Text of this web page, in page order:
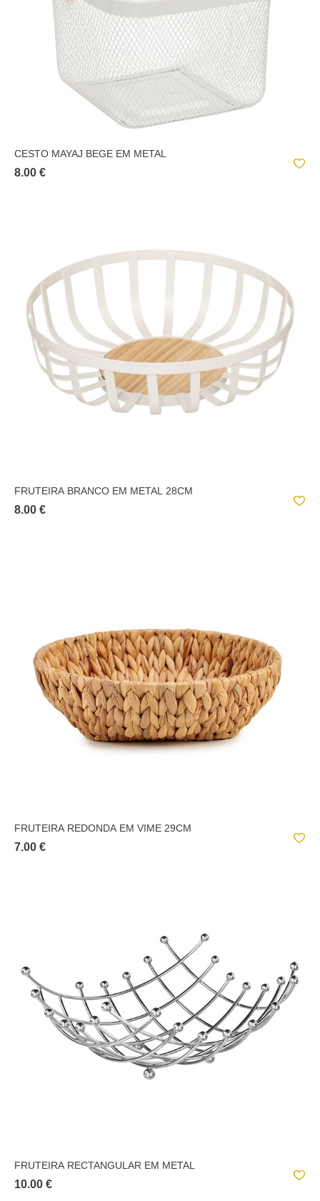
CESTO MAYAJ BEGE EM METAL
8.00 €
FRUTEIRA BRANCO EM METAL 28CM
8.00 €
FRUTEIRA REDONDA EM VIME 29CM
7.00 €
FRUTEIRA RECTANGULAR EM METAL
10.00 €